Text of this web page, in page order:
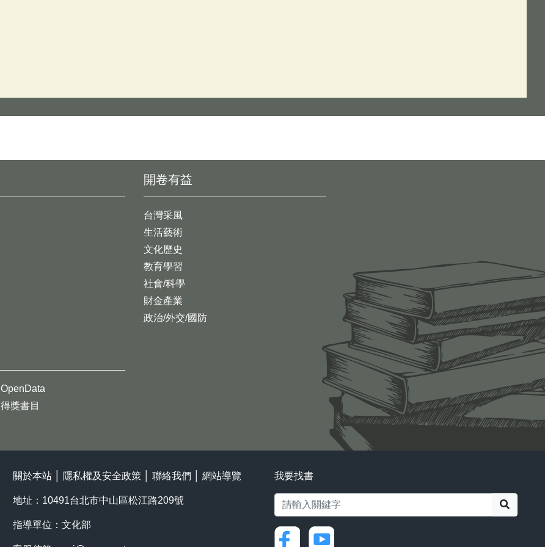
開卷有益
台灣采風
生活藝術
文化歷史
教育學習
社會/科學
財金產業
政治/外交/國防
OpenData
得獎書目
關於本站 隱私權及安全政策 聯絡我們 網站導覽
地址：10491台北市中山區松江路209號
指導單位：文化部
我要找書